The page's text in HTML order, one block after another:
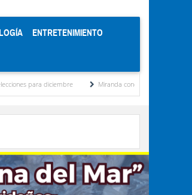
ENTRETENIMIENTO
Miranda concentra casi el 77 % de los presos políticos